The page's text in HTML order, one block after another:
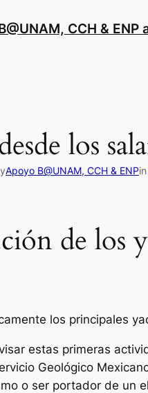
CCH & ENP
los
Apoyo B@UNAM, CCH & ENPin
de los
los principales
estas primeras
Geológico
o ser portador de un